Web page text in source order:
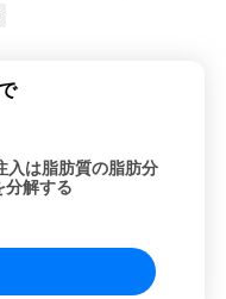
は脂肪質の脂肪分
分解する